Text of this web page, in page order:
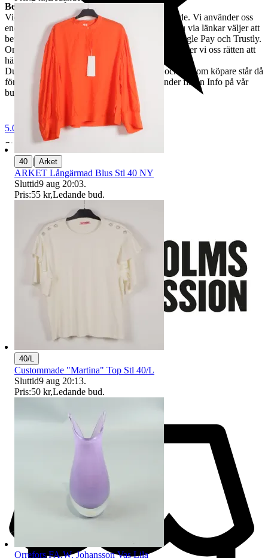
Betalning och ångerrätt
Vid vunnen auktion bör betalning ske omgående. Vi använder oss
endast av Traderabetalning, vilket innebär att du via länkar väljer att
betala med Swish, kort, Klarna, Apple Pay, Google Pay och Trustly.
Om betalning inte skett inom fem dagar förbehåller vi oss rätten att
häva köpet.
Du har rätt att ångra köpet inom 14 dagar, och du som köpare står då
för returfrakten. Mer om returer hittar du under fliken Info på vår
butikssida på Tradera.
Stadsmissionens second hand
5.0
40 | Arket
ARKET Långärmad Blus Stl 40 NY
Sluttid9 aug 20:03.
Pris:55 kr,Ledande bud.
40/L
Custommade "Martina" Top Stl 40/L
Sluttid9 aug 20:13.
Pris:50 kr,Ledande bud.
Orrefors FA.W. Johansson Vas Lila